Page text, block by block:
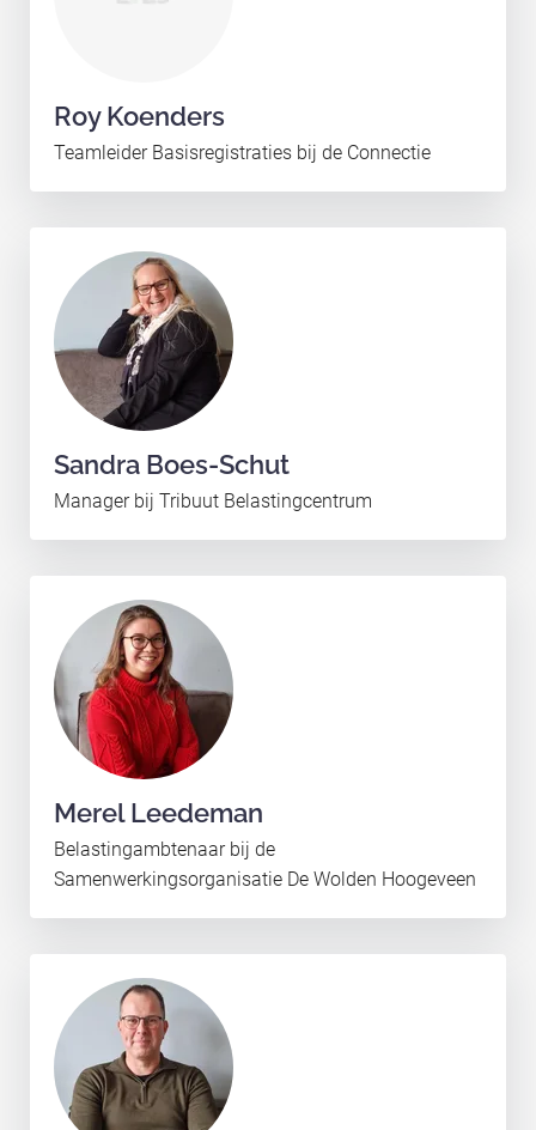
Roy Koenders
Teamleider Basisregistraties bij de Connectie
Sandra Boes-Schut
Manager bij Tribuut Belastingcentrum
Merel Leedeman
Belastingambtenaar bij de
Samenwerkingsorganisatie De Wolden Hoogeveen